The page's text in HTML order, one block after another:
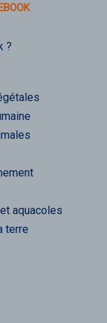
?
aquacoles
terre